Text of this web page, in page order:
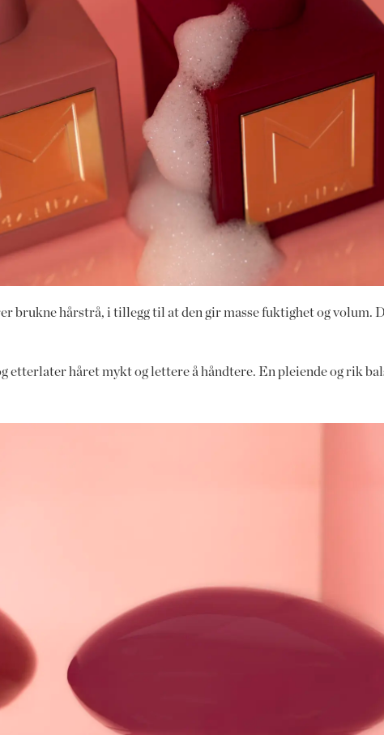
brukne hårstrå, i tillegg til at den gir masse fuktighet og volum.
etterlater håret mykt og lettere å håndtere. En pleiende og rik